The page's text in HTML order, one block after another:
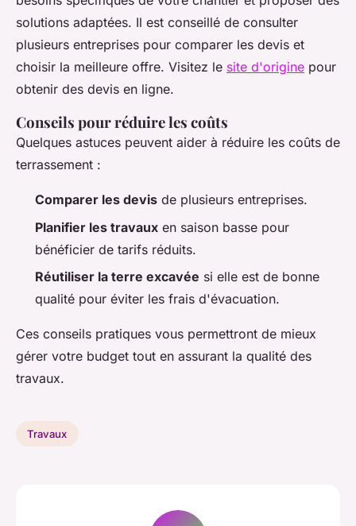
solutions adaptées. Il est conseillé de consulter
plusieurs entreprises pour comparer les devis et
choisir la meilleure offre. Visitez le site d'origine pour
obtenir des devis en ligne.
Conseils pour réduire les coûts
Quelques astuces peuvent aider à réduire les coûts de
terrassement :
Comparer les devis de plusieurs entreprises.
Planifier les travaux en saison basse pour
bénéficier de tarifs réduits.
Réutiliser la terre excavée si elle est de bonne
qualité pour éviter les frais d'évacuation.
Ces conseils pratiques vous permettront de mieux
gérer votre budget tout en assurant la qualité des
travaux.
Travaux